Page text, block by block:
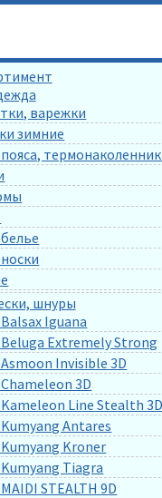
варежки
зимние
шнуры
Iguana
Extremely Strong
Invisible 3D
3D
Line Stealth 3D
Antares
Kroner
Tiagra
STEALTH 9D